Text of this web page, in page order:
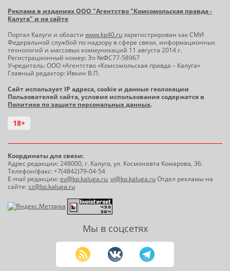
Реклама в изданиях ООО "Агентство "Комсомольская правда -
Калуга" и на сайте
Портал Калуги и области www.kp40.ruзарегистрирован как СМИ
Федеральной службой по надзору в сфере связи, информационных
технологий и массовых коммуникаций 11 августа 2014 г.
Регистрационный номер: Эл №ФС77-58967
Учредитель: ООО «Агентство «Комсомольская правда – Калуга»
Главный редактор: Ивкин В.П.
Сайт использует IP адреса, cookie и данные геолокации
Пользователей сайта, условия использования содержатся в
Политике по защите персональных данных.
18+
Координаты для связи:
Адрес редакции: 248000, г. Калуга, ул. Космонавта Комарова, 36.
Телефон/факс: +7(4842)79-04-54
E-mail редакции:ev@kp.kaluga.ru, vi@kp.kaluga.ruОтдел рекламы на
сайте:sz@kp.kaluga.ru
Мы в соцсетях